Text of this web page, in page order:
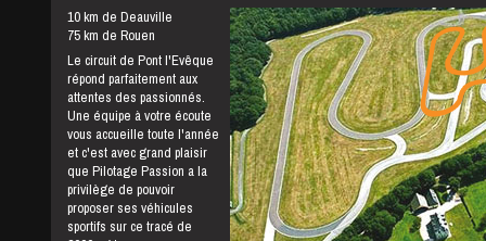
10 km de Deauville
75 km de Rouen
Le circuit de Pont l'Evêque
répond parfaitement aux
attentes des passionnés.
Une équipe à votre écoute
vous accueille toute l'année
et c'est avec grand plaisir
que Pilotage Passion a la
privilège de pouvoir
proposer ses véhicules
sportifs sur ce tracé de